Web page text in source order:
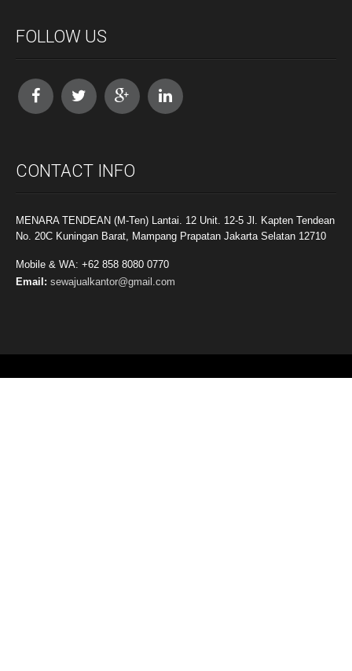
FOLLOW US
CONTACT INFO
MENARA TENDEAN (M-Ten) Lantai. 12 Unit. 12-5 Jl. Kapten Tendean
No. 20C Kuningan Barat, Mampang Prapatan Jakarta Selatan 12710
Mobile & WA: +62 858 8080 0770
Email: sewajualkantor@gmail.com